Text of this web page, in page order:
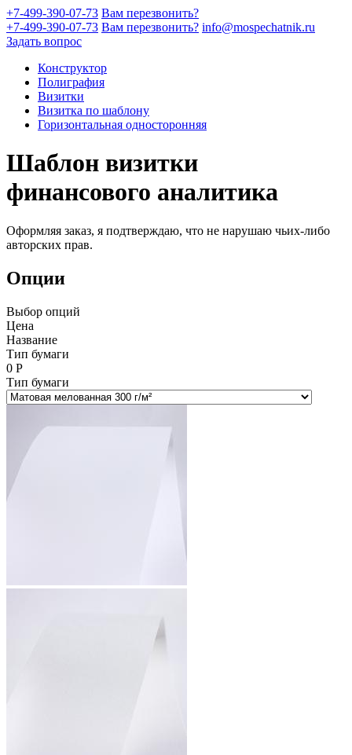
+7-499-390-07-73 Вам перезвонить?
+7-499-390-07-73 Вам перезвонить? info@mospechatnik.ru
Задать вопрос
Конструктор
Полиграфия
Визитки
Визитка по шаблону
Горизонтальная односторонняя
Шаблон визитки
финансового аналитика
Оформляя заказ, я подтверждаю, что не нарушаю чьих-либо
авторских прав.
Опции
Выбор опций
Цена
Название
Тип бумаги
0 Р
Тип бумаги